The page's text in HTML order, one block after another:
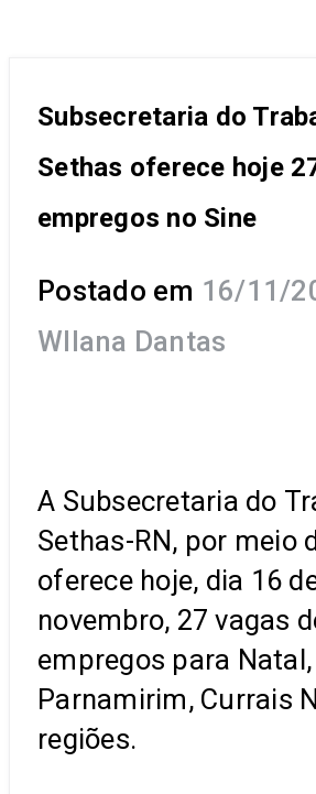
Subsecretaria do
Sethas oferece hoje
empregos no Sine
Postado em 16/11/
Wllana Dantas
A Subsecretaria do
Sethas-RN, por meio
oferece hoje, dia 16
novembro, 27 vagas
empregos para
Parnamirim, Currais
regiões.